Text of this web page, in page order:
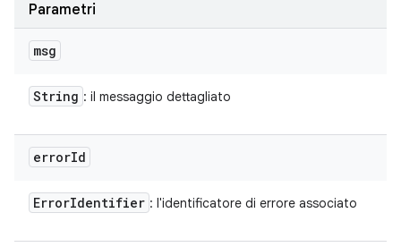
Parametri
msg
String : il messaggio dettagliato
errorId
ErrorIdentifier : l'identificatore di errore associato